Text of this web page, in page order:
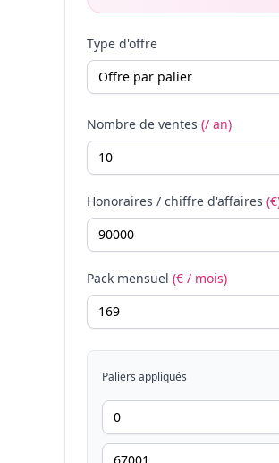
Type d'offre
Nombre de ventes (/ an)
Honoraires / chiffre d'affaires
Pack mensuel (€ / mois)
Paliers appliqués